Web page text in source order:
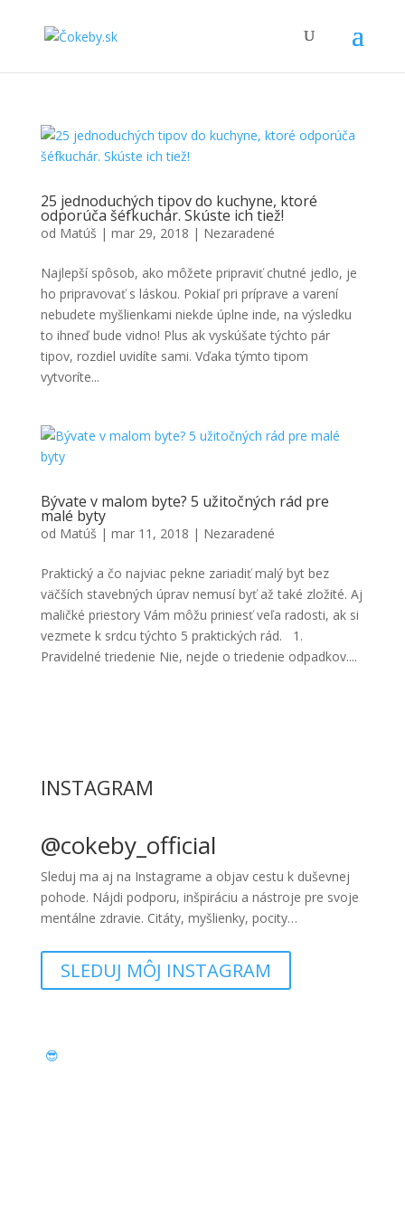
25 jednoduchých tipov do kuchyne, ktoré
odporúča šéfkuchár. Skúste ich tiež!
od Matúš | mar 29, 2018 | Nezaradené
Najlepší spôsob, ako môžete pripraviť chutné jedlo, je
ho pripravovať s láskou. Pokiaľ pri príprave a varení
nebudete myšlienkami niekde úplne inde, na výsledku
to ihneď bude vidno! Plus ak vyskúšate týchto pár
tipov, rozdiel uvidíte sami. Vďaka týmto tipom
vytvoríte...
Bývate v malom byte? 5 užitočných rád pre
malé byty
od Matúš | mar 11, 2018 | Nezaradené
Praktický a čo najviac pekne zariadiť malý byt bez
väčších stavebných úprav nemusí byť až také zložité. Aj
maličké priestory Vám môžu priniesť veľa radosti, ak si
vezmete k srdcu týchto 5 praktických rád. 1.
Pravidelné triedenie Nie, nejde o triedenie odpadkov....
INSTAGRAM
@cokeby_official
Sleduj ma aj na Instagrame a objav cestu k duševnej
pohode. Nájdi podporu, inšpiráciu a nástroje pre svoje
mentálne zdravie. Citáty, myšlienky, pocity…
SLEDUJ MÔJ INSTAGRAM
😎